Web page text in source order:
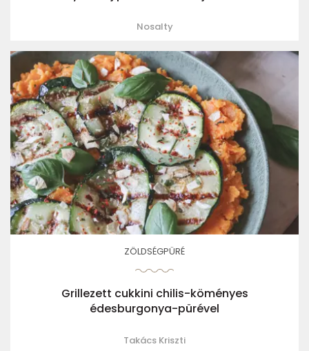
Nosalty
ZÖLDSÉGPÜRÉ
Grillezett cukkini chilis-köményes
édesburgonya-pürével
Takács Kriszti